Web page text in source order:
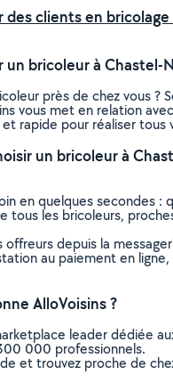
clients en
bricoleur à Chastel-
près de chez vous
vous met en relation
rapide pour réaliser tous
un bricoleur à
en quelques secondes :
tous les bricoleurs,
offreurs depuis la
au paiement en
AlloVoisins ?
leader dédiée
000 professionnels.
et trouvez proche de